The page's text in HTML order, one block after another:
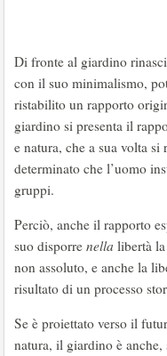
Di fronte al giardino
con il suo minimalismo,
ristabilito un rapporto
giardino si presenta il
e natura, che a sua volta
determinato che l’uomo
gruppi.
Perciò, anche il rapporto
suo disporre nella libertà
non assoluto, e anche la
risultato di un processo
Se è proiettato verso il
natura, il giardino è